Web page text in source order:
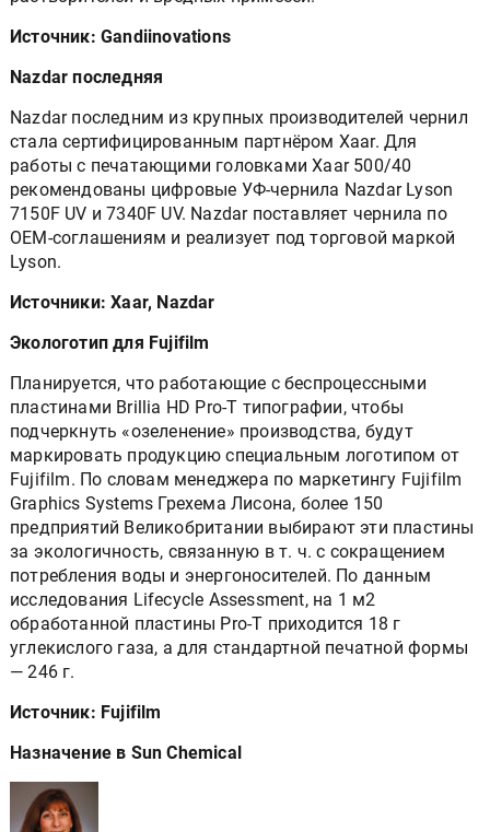
Источник: Gandiinovations
Nazdar последняя
Nazdar последним из крупных производителей чернил
стала сертифицированным партнёром Xaar. Для
работы с печатающими головками Xaar 500/40
рекомендованы цифровые УФ-чернила Nazdar Lyson
7150F UV и 7340F UV. Nazdar поставляет чернила по
OEM-соглашениям и реализует под торговой маркой
Lyson.
Источники: Xaar, Nazdar
Экологотип для Fujifilm
Планируется, что работающие с беспроцессными
пластинами Brillia HD Pro-T типографии, чтобы
подчеркнуть «озеленение» производства, будут
маркировать продукцию специальным логотипом от
Fujifilm. По словам менеджера по маркетингу Fujifilm
Graphics Systems Грехема Лисона, более 150
предприятий Великобритании выбирают эти пластины
за экологичность, связанную в т. ч. с сокращением
потребления воды и энергоносителей. По данным
исследования Lifecycle Assessment, на 1 м2
обработанной пластины Pro-T приходится 18 г
углекислого газа, а для стандартной печатной формы
— 246 г.
Источник: Fujifilm
Назначение в Sun Chemical